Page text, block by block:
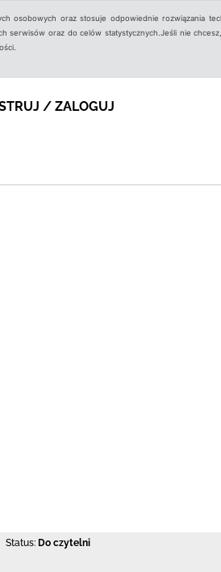
osobowych oraz stosuje odpowiednie rozwiązania
oraz do celów statystycznych.Jeśli nie
/ ZALOGUJ
Status: Do czytelni